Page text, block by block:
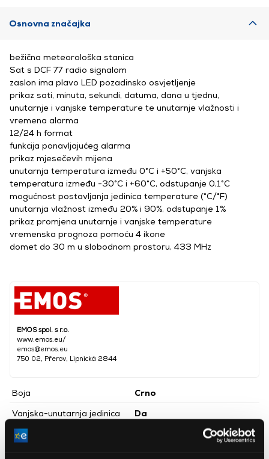
Osnovna značajka
EMOS spol. s r.o.
www.emos.eu/
emos@emos.eu
750 02, Přerov, Lipnická 2844
Boja
Crno
Vanjska-unutarnja jedinica
Da
Visina
bežična meteorološka stanica
Sat s DCF 77 radio signalom
zaslon ima plavo LED pozadinsko osvjetljenje
prikaz sati, minuta, sekundi, datuma, dana u tjednu,
unutarnje i vanjske temperature te unutarnje vlažnosti i
vremena alarma
12/24 h format
funkcija ponavljajućeg alarma
prikaz mjesečevih mijena
unutarnja temperatura između 0°C i +50°C, vanjska
temperatura između -30°C i +60°C, odstupanje 0,1°C
mogućnost postavljanja jedinica temperature (°C/°F)
unutarnja vlažnost između 20% i 90%, odstupanje 1%
prikaz promjena unutarnje i vanjske temperature
vremenska prognoza pomoću 4 ikone
domet do 30 m u slobodnom prostoru, 433 MHz